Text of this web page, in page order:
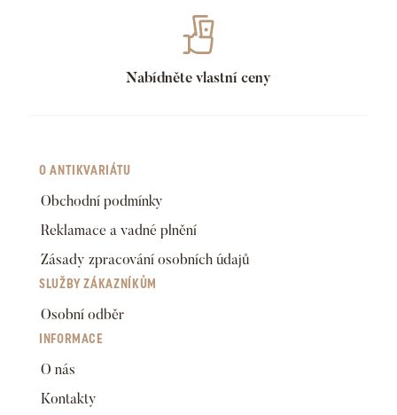
Nabídněte vlastní ceny
O ANTIKVARIÁTU
Obchodní podmínky
Reklamace a vadné plnění
Zásady zpracování osobních údajů
SLUŽBY ZÁKAZNÍKŮM
Osobní odběr
INFORMACE
O nás
Kontakty